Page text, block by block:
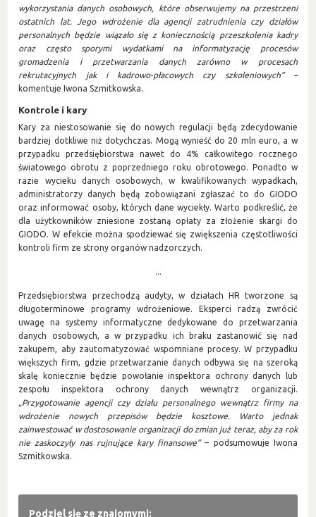
wykorzystania danych osobowych, które obserwujemy na przestrzeni
ostatnich lat. Jego wdrożenie dla agencji zatrudnienia czy działów
personalnych będzie wiązało się z koniecznością przeszkolenia kadry
oraz często sporymi wydatkami na informatyzację procesów
gromadzenia i przetwarzania danych zarówno w procesach
rekrutacyjnych jak i kadrowo-płacowych czy szkoleniowych” –
komentuje Iwona Szmitkowska.
Kontrole i kary
Kary za niestosowanie się do nowych regulacji będą zdecydowanie
bardziej dotkliwe niż dotychczas. Mogą wynieść do 20 mln euro, a w
przypadku przedsiębiorstwa nawet do 4% całkowitego rocznego
światowego obrotu z poprzedniego roku obrotowego. Ponadto w
razie wycieku danych osobowych, w kwalifikowanych wypadkach,
administratorzy danych będą zobowiązani zgłaszać to do GIODO
oraz informować osoby, których dane wyciekły. Warto podkreślić, że
dla użytkowników zniesione zostaną opłaty za złożenie skargi do
GIODO. W efekcie można spodziewać się zwiększenia częstotliwości
kontroli firm ze strony organów nadzorczych.
...
Przedsiębiorstwa przechodzą audyty, w działach HR tworzone są
długoterminowe programy wdrożeniowe. Eksperci radzą zwrócić
uwagę na systemy informatyczne dedykowane do przetwarzania
danych osobowych, a w przypadku ich braku zastanowić się nad
zakupem, aby zautomatyzować wspomniane procesy. W przypadku
większych firm, gdzie przetwarzanie danych odbywa się na szeroką
skalę koniecznie będzie powołanie inspektora ochrony danych lub
zespołu inspektora ochrony danych wewnątrz organizacji.
„Przygotowanie agencji czy działu personalnego wewnątrz firmy na
wdrożenie nowych przepisów będzie kosztowe. Warto jednak
zainwestować w dostosowanie organizacji do zmian już teraz, aby za rok
nie zaskoczyły nas rujnujące kary finansowe”– podsumowuje Iwona
Szmitkowska.
Podziel się ze znajomymi: